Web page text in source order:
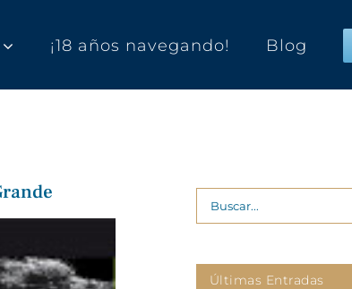
¡18 años navegando! Blog
Buscar:
Últimas Entradas